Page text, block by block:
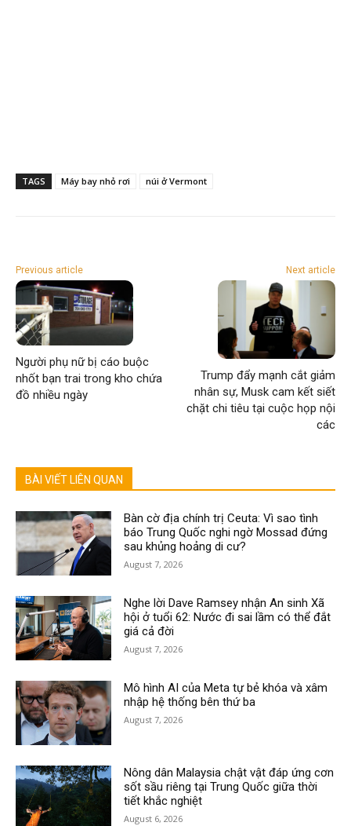
TAGS Máy bay nhỏ rơi núi ở Vermont
Previous article
Người phụ nữ bị cáo buộc
nhốt bạn trai trong kho chứa
đồ nhiều ngày
Next article
Trump đẩy mạnh cắt giảm
nhân sự, Musk cam kết siết
chặt chi tiêu tại cuộc họp nội
các
BÀI VIẾT LIÊN QUAN
Bàn cờ địa chính trị Ceuta: Vì sao tình
báo Trung Quốc nghi ngờ Mossad đứng
sau khủng hoảng di cư?
August 7, 2026
Nghe lời Dave Ramsey nhận An sinh Xã
hội ở tuổi 62: Nước đi sai lầm có thể đắt
giá cả đời
August 7, 2026
Mô hình AI của Meta tự bẻ khóa và xâm
nhập hệ thống bên thứ ba
August 7, 2026
Nông dân Malaysia chật vật đáp ứng cơn
sốt sầu riêng tại Trung Quốc giữa thời
tiết khắc nghiệt
August 6, 2026